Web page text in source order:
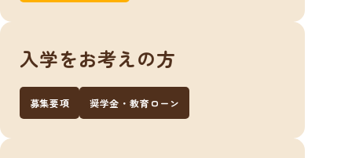
入学をお考えの方
募集要項 奨学金・教育ローン